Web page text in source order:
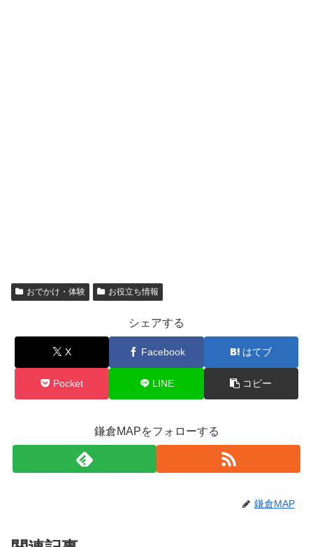
おでかけ・体験 お役立ち情報
シェアする
X Facebook はてブ
Pocket LINE コピー
鎌倉MAPをフォローする
鎌倉MAP